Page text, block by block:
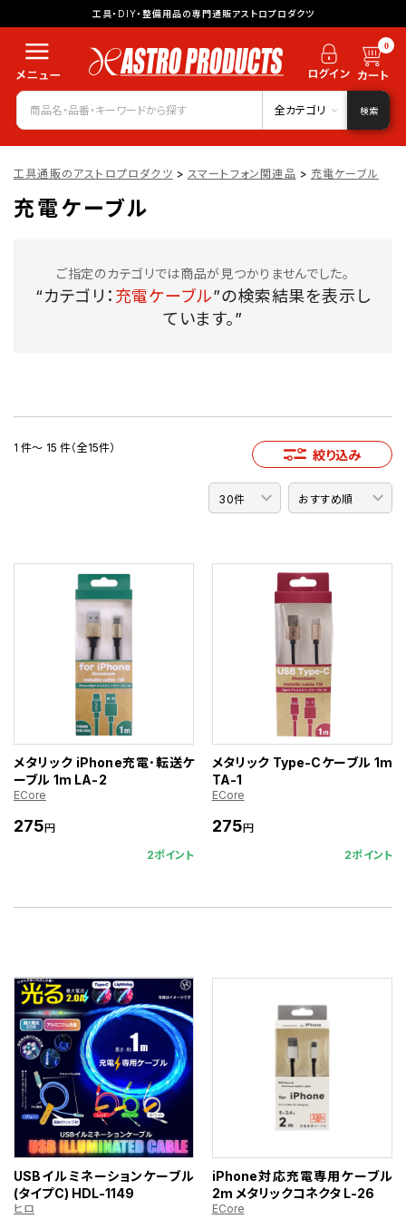
工具・DIY・整備用品の専門通販アストロプロダクツ
0
全カテゴリ 検索
工具通販のアストロプロダクツ > スマートフォン関連品 > 充電ケーブル
充電ケーブル
ご指定のカテゴリでは商品が見つかりませんでした。
“カテゴリ： 充電ケーブル”の検索結果を表示し
ています。”
1 件～ 15 件（全15件） 絞り込み
メタリック iPhone充電･転送ケ
ーブル 1m LA-2
ECore
275円
2ポイント
メタリック Type-Cケーブル 1m
TA-1
ECore
275円
2ポイント
USBイルミネーションケーブル
(タイプC) HDL-1149
ヒロ
iPhone対応充電専用ケーブル
2m メタリックコネクタ L-26
ECore